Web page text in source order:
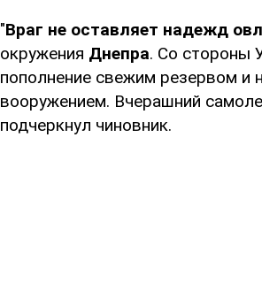
"Враг не оставляет надежд
окружения Днепра. Со стороны
пополнение свежим резервом и
вооружением. Вчерашний
подчеркнул чиновник.